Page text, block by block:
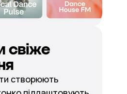
свіже
створюють